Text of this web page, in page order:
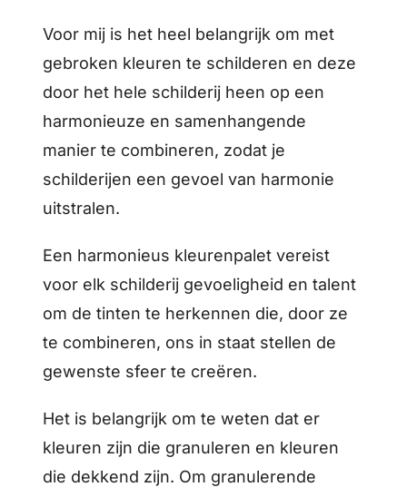
Voor mij is het heel belangrijk om met
gebroken kleuren te schilderen en deze
door het hele schilderij heen op een
harmonieuze en samenhangende
manier te combineren, zodat je
schilderijen een gevoel van harmonie
uitstralen.
Een harmonieus kleurenpalet vereist
voor elk schilderij gevoeligheid en talent
om de tinten te herkennen die, door ze
te combineren, ons in staat stellen de
gewenste sfeer te creëren.
Het is belangrijk om te weten dat er
kleuren zijn die granuleren en kleuren
die dekkend zijn. Om granulerende